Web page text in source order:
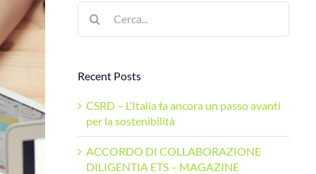
Cerca
per:
Recent Posts
CSRD – L’Italia fa ancora un passo avanti
per la sostenibilità
ACCORDO DI COLLABORAZIONE
DILIGENTIA ETS – MAGAZINE